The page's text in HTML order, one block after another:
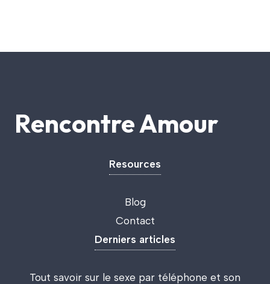
Rencontre Amour
Resources
Blog
Contact
Derniers articles
Tout savoir sur le sexe par téléphone et son